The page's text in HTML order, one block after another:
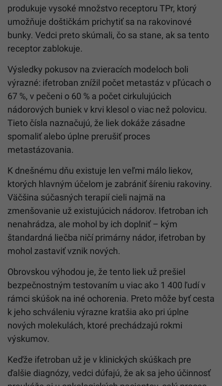
produkuje vysoké množstvo receptoru TPr, ktorý
umožňuje doštičkám prichytiť sa na rakovinové
bunky. Vedci preto skúmali, čo sa stane, ak sa tento
receptor zablokuje.
Výsledky pokusov na zvieracích modeloch boli
výrazné: ifetroban znížil počet metastáz v pľúcach o
67 %, v pečeni o 60 % a počet cirkulujúcich
nádorových buniek v krvi klesol o viac než polovicu.
Tieto čísla naznačujú, že liek dokáže zásadne
spomaliť alebo úplne prerušiť proces
metastázovania.
K dnešnému dňu existuje len veľmi málo liekov,
ktorých hlavným účelom je zabrániť šíreniu rakoviny.
Väčšina súčasných terapií cieli najmä na
zmenšovanie už existujúcich nádorov. Ifetroban ich
nenahrádza, ale mohol by ich doplniť – kým
štandardná liečba ničí primárny nádor, ifetroban by
mohol zastaviť vznik nových.
Obrovskou výhodou je, že tento liek už prešiel
bezpečnostným testovaním u viac ako 1 400 ľudí v
rámci skúšok na iné ochorenia. Preto môže byť cesta
k jeho schváleniu výrazne kratšia ako pri úplne
nových molekulách, ktoré prechádzajú rokmi
výskumov.
Keďže ifetroban už je v klinických skúškach pre
ďalšie diagnózy, vedci dúfajú, že ak sa jeho účinnosť